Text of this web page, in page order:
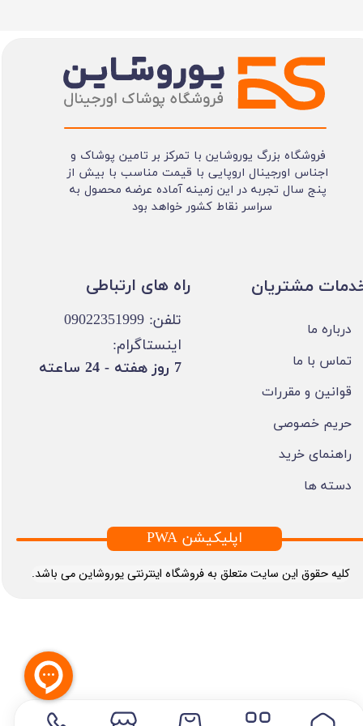
فروشگاه بزرگ یوروشاین با تمرکز بر تامین پوشاک و
اجناس اورجینال اروپایی با قیمت مناسب با بیش از
پنج سال تجربه در این زمینه آماده عرضه محصول به
سراسر نقاط کشور خواهد بود
​کلیه حقوق این سایت متعلق به فروشگاه اینترنتی یوروشاین می باشد.
مشتریان
درباره ما
تماس با ما
قوانین و مقررات
حریم خصوصی
راهنمای خرید
دسته ها
تلفن: 09022351999
اینستاگرام:
​7 روز هفته - 24 ساعته ​​​​​​​
PWA اپلیکیشن
​​راه های ارتباطی